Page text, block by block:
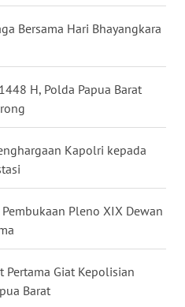
Bersama Hari Bhayangkara
H, Polda Papua Barat
Kapolri kepada
Pleno XIX Dewan
Pertama Giat Kepolisian
Barat